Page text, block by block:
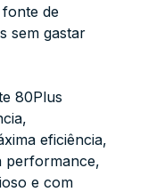
de
sem gastar
80Plus
eficiência,
performance,
e com